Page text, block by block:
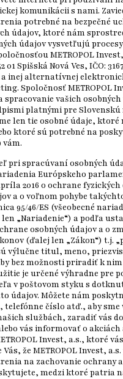
komunikácii s nami.
potrebné na bezpečné
údajov, ktoré nám
údajov vysvetľujú
METROPOL
01 Spišská Nová Ves, IČO:
inej alternatívnej
Spoločnosť METROPOL
spracovanie vašich
platnými pre
len tie osobné údaje, ktoré
ktoré sú potrebné na
vám.
pri spracúvaní osobných
Európskeho
apríla 2016 o ochrane
a o voľnom pohybe
95/46/ES (všeobecné
„Nariadenie“) a podľa
osobných údajov a o
(ďalej len „Zákon“) t.j.
výlučne titul, meno,
bez možnosti priradiť k nim
je určené výhradne pre
v poštovom styku s
údajov. Môžete nám
telefónne číslo atď., aby
službách, zaradiť vás
vás informovať o akciách
Invest, a.s., ktoré
Vás, že METROPOL Invest,
na zachovanie ochrany
medzi ktoré patria